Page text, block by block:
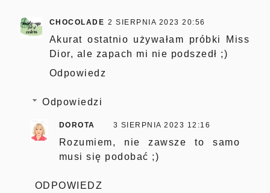
CHOCOLADE 2 SIERPNIA 2023 20:56
Akurat ostatnio używałam próbki Miss
Dior, ale zapach mi nie podszedł ;)
Odpowiedz
Odpowiedzi
DOROTA 3 SIERPNIA 2023 12:16
Rozumiem, nie zawsze to samo
musi się podobać ;)
ODPOWIEDZ